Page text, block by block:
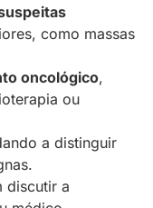
como massas
oncológico,
ou
a distinguir
discutir a